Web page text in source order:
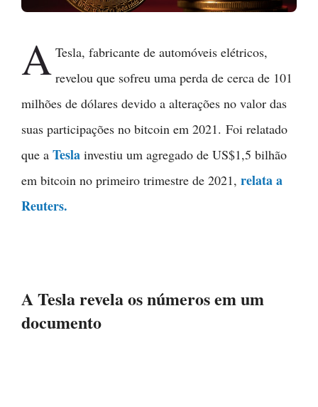
A Tesla, fabricante de automóveis elétricos,
revelou que sofreu uma perda de cerca de 101
milhões de dólares devido a alterações no valor das
suas participações no bitcoin em 2021. Foi relatado
que a Tesla investiu um agregado de US$1,5 bilhão
em bitcoin no primeiro trimestre de 2021, relata a
Reuters.
A Tesla revela os números em um
documento